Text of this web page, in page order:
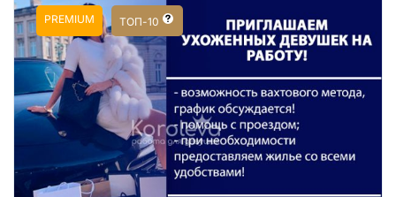
PREMIUM ТОП-10